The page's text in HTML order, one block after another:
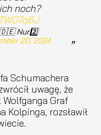
noch?
🇩🇪 Nur2️⃣
20, 2024
Schumachera
uwagę, że
Graf
Kolpinga, rozsławił